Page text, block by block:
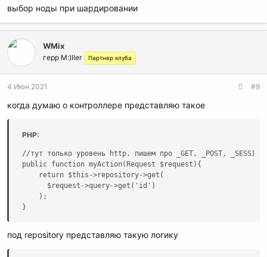
выбор ноды при шардировании
WMix
герр M:)ller Партнер клуба
4 Июн 2021 #9
когда думаю о контроллере представляю такое
PHP:
//тут только уровень http. пишем про _GET, _POST,
public function myAction(Request $request){
    return $this->repository->get(
      $request->query->get('id')
    );
}
под repository представляю такую логику